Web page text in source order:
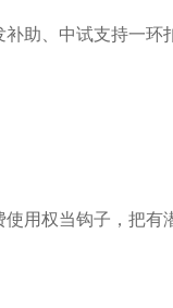
助、中试支持一
用权当钩子，把